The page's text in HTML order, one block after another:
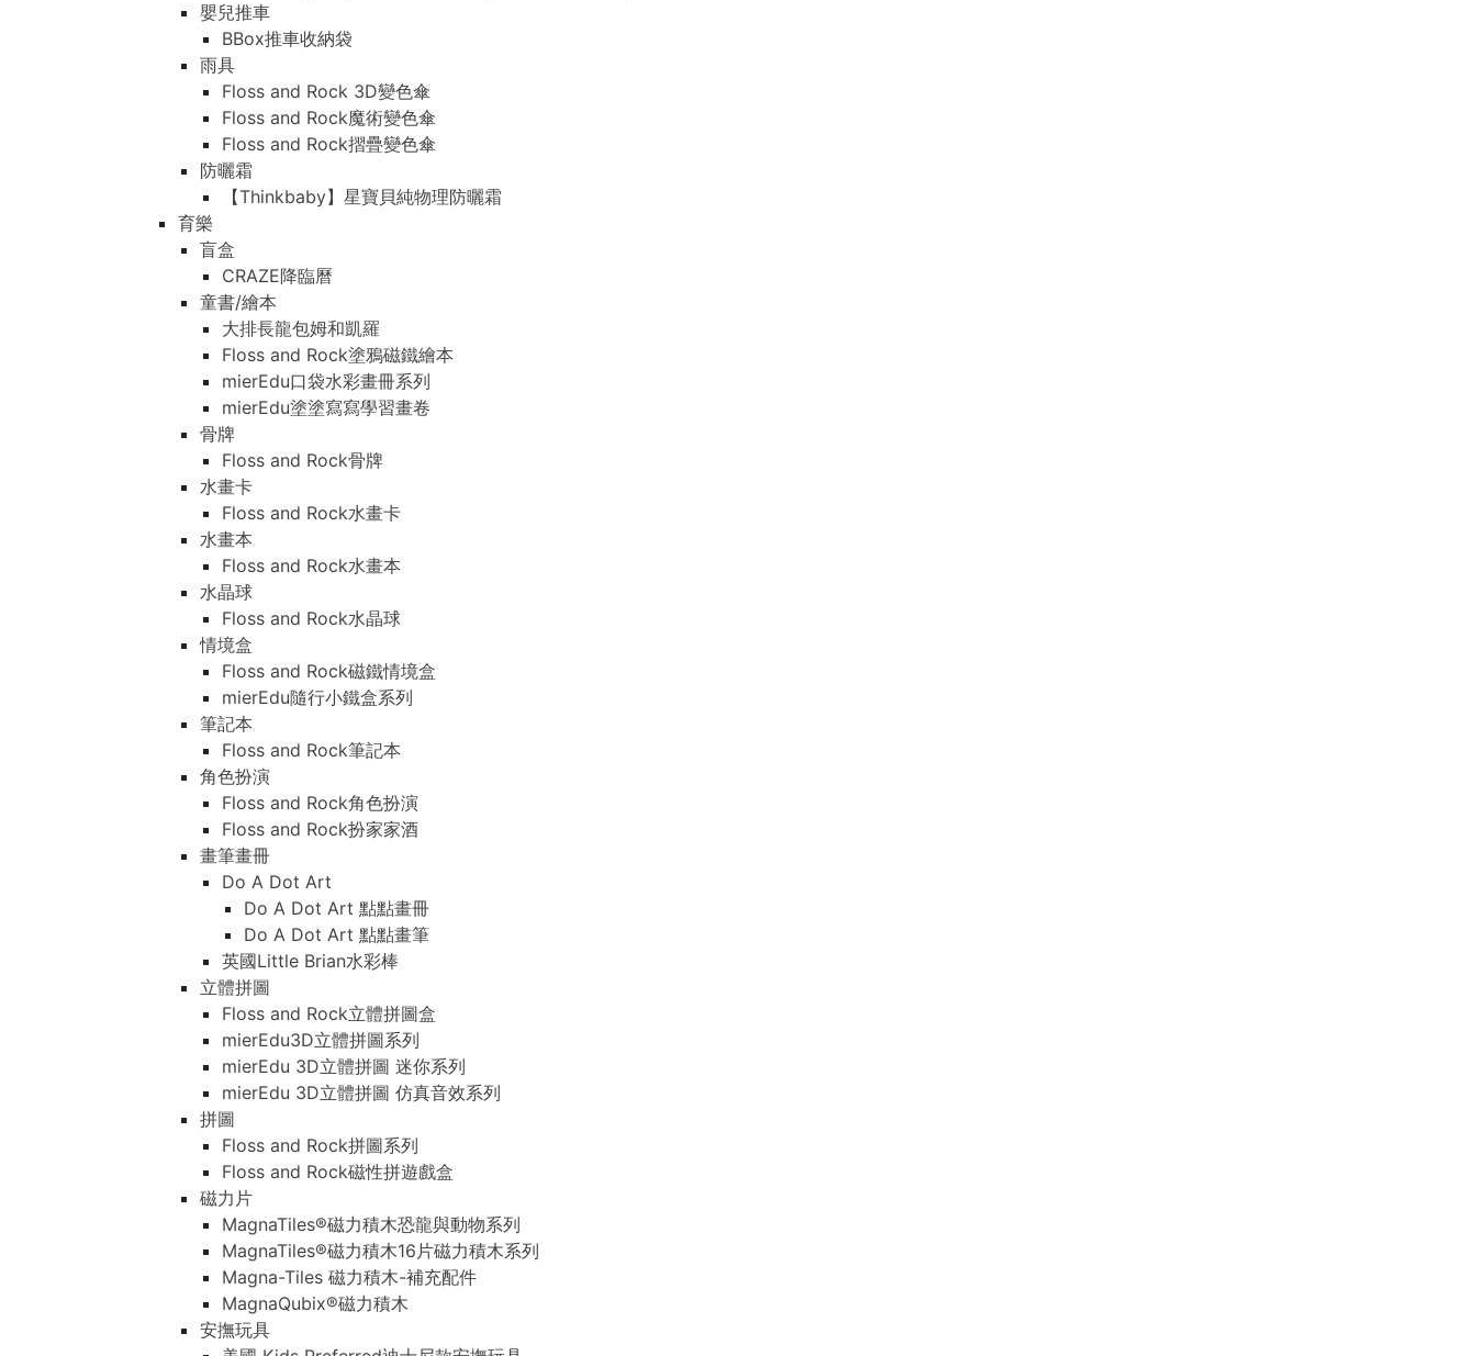
嬰兒推車
BBox推車收納袋
雨具
Floss and Rock 3D變色傘
Floss and Rock魔術變色傘
Floss and Rock摺疊變色傘
防曬霜
【Thinkbaby】星寶貝純物理防曬霜
育樂
盲盒
CRAZE降臨曆
童書/繪本
大排長龍包姆和凱羅
Floss and Rock塗鴉磁鐵繪本
mierEdu口袋水彩畫冊系列
mierEdu塗塗寫寫學習畫卷
骨牌
Floss and Rock骨牌
水畫卡
Floss and Rock水畫卡
水畫本
Floss and Rock水畫本
水晶球
Floss and Rock水晶球
情境盒
Floss and Rock磁鐵情境盒
mierEdu隨行小鐵盒系列
筆記本
Floss and Rock筆記本
角色扮演
Floss and Rock角色扮演
Floss and Rock扮家家酒
畫筆畫冊
Do A Dot Art
Do A Dot Art 點點畫冊
Do A Dot Art 點點畫筆
英國Little Brian水彩棒
立體拼圖
Floss and Rock立體拼圖盒
mierEdu3D立體拼圖系列
mierEdu 3D立體拼圖 迷你系列
mierEdu 3D立體拼圖 仿真音效系列
拼圖
Floss and Rock拼圖系列
Floss and Rock磁性拼遊戲盒
磁力片
MagnaTiles®磁力積木恐龍與動物系列
MagnaTiles®磁力積木16片磁力積木系列
Magna-Tiles 磁力積木-補充配件
MagnaQubix®磁力積木
安撫玩具